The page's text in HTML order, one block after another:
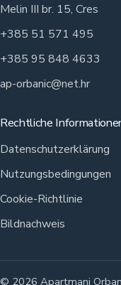
Melin III br. 15, Cres
+385 51 571 495
+385 95 848 4633
ap-orbanic@net.hr
Rechtliche
Datenschutzerklärung
Nutzungsbedingungen
Cookie-Richtlinie
Bildnachweis
© 2026 Apartmani